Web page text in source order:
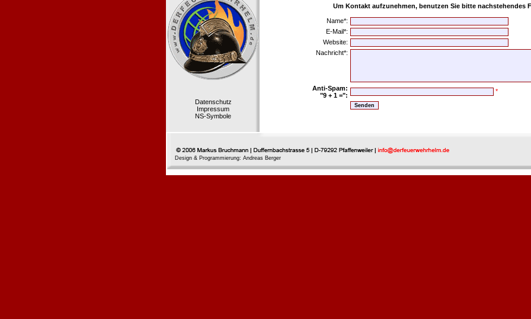
Datenschutz
Impressum
NS-Symbole
Um Kontakt aufzunehmen, benutzen Sie bitte nachstehendes
Name*:
E-Mail*:
Website:
Nachricht*:
Anti-Spam:
"9 + 1 =":
*
Design & Programmierung: Andreas Berger